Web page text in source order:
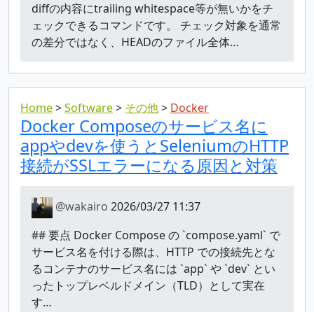
diffの内容にtrailing whitespace等が無いかをチ
ェックできるコマンドです。 チェック対象を通常
の差分ではなく、HEADのファイル全体…
Home Software その他 Docker
Docker Composeのサービス名に
appやdevを使うとSeleniumのHTTP
接続がSSLエラーになる原因と対策
@wakairo 2026/03/27 11:37
## 要点 Docker Compose の `compose.yaml` で
サービス名を付ける際は、HTTP での接続先とな
るコンテナのサービス名には `app` や `dev` とい
ったトップレベルドメイン（TLD）として実在
す…